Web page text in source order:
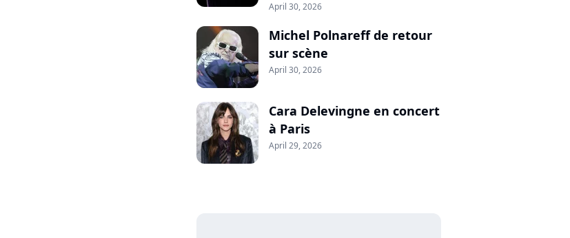
April 30, 2026
Michel Polnareff de retour
sur scène
April 30, 2026
Cara Delevingne en concert
à Paris
April 29, 2026